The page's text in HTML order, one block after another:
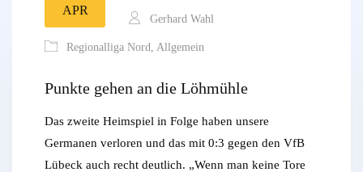
APR
Gerhard Wahl
Regionalliga Nord Allgemein
Punkte gehen an die Löhmühle
Das zweite Heimspiel in Folge haben unsere
Germanen verloren und das mit 0:3 gegen den VfB
Lübeck auch recht deutlich. „Wenn man keine Tore